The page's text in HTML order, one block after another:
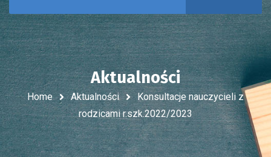
Aktualności
Home Aktualności
Konsultacje nauczycieli z
rodzicami r.szk.2022/2023